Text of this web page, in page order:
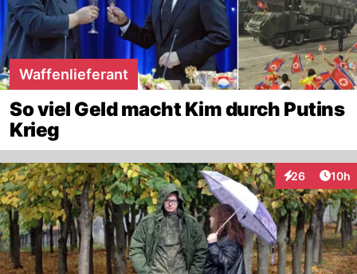
Waffenlieferant
So viel Geld macht Kim durch Putins
Krieg
26
Interaktionen
10h